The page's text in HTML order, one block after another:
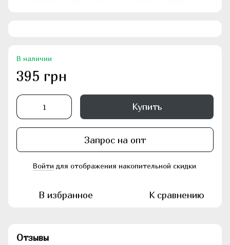
В наличии
395 грн
Купить
Запрос на опт
Войти для отображения накопительной скидки
В избранное К сравнению
Отзывы